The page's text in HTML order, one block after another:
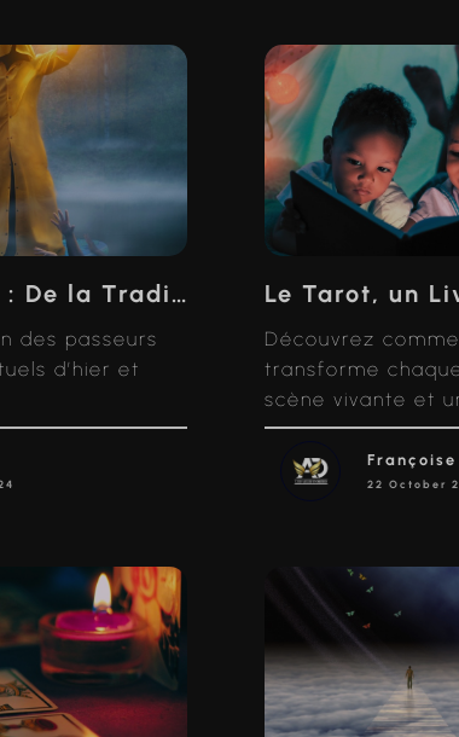
Passeurs d'Âme : De la Tradition à la Modernité
des passeurs
d’hier et
Le Tarot, un
Découvrez
transforme
scène vivante et
Françoise
22 October